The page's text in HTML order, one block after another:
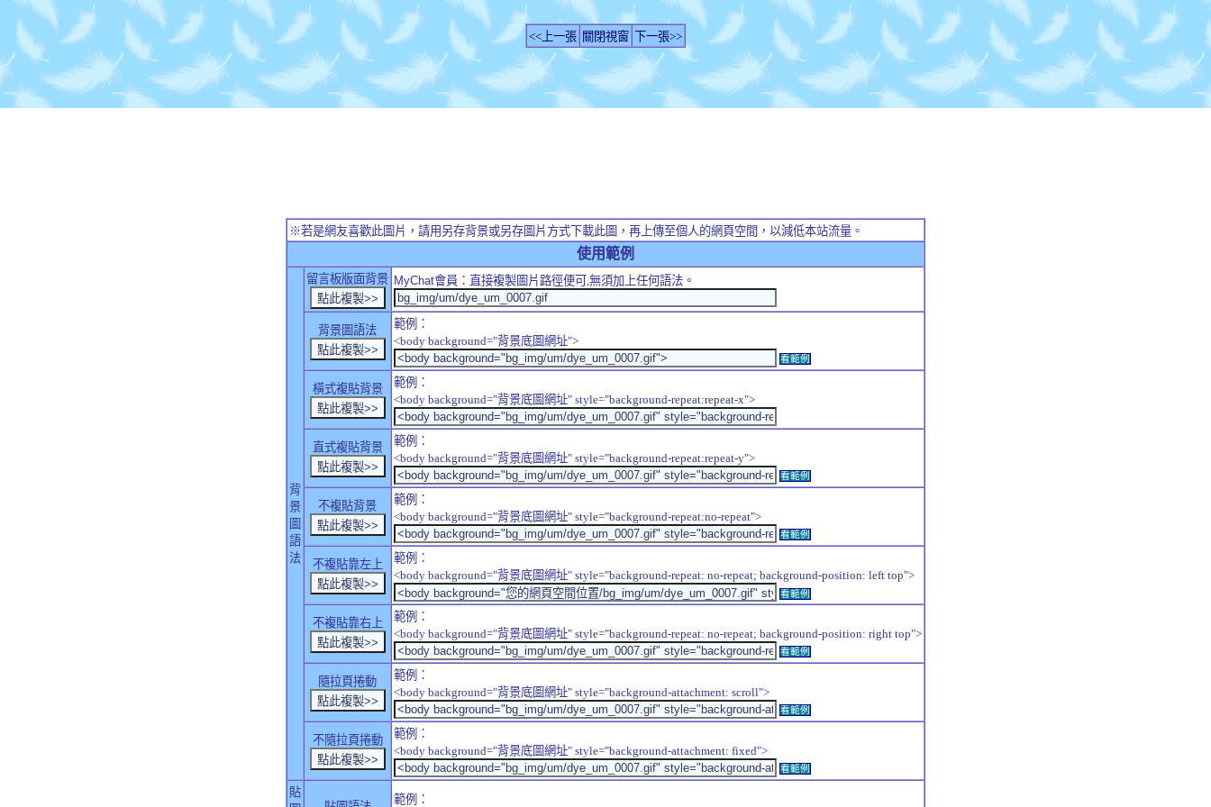
<<上一張 關閉視窗 下一張>>
※若是網友喜歡此圖片，請用另存背景或另存圖片方式下載此圖，再上傳至個人的網頁空間，以減低本站流量。
使用範例
背
景
圖
語
法
留言板版面背景 MyChat會員：直接複製圖片路徑便可,無須加上任何語法。
背景圖語法
範例：
<body background="背景底圖網址">
看範例
橫式複貼背景
範例：
<body background="背景底圖網址" style="background-repeat:repeat-x">
直式複貼背景
範例：
<body background="背景底圖網址" style="background-repeat:repeat-y">
看範例
不複貼背景
範例：
<body background="背景底圖網址" style="background-repeat:no-repeat">
看範例
不複貼靠左上
範例：
<body background="背景底圖網址" style="background-repeat: no-repeat; background-position: left top">
看範例
不複貼靠右上
範例：
<body background="背景底圖網址" style="background-repeat: no-repeat; background-position: right top">
看範例
隨拉頁捲動
範例：
<body background="背景底圖網址" style="background-attachment: scroll">
看範例
不隨拉頁捲動
範例：
<body background="背景底圖網址" style="background-attachment: fixed">
看範例
貼
範例：